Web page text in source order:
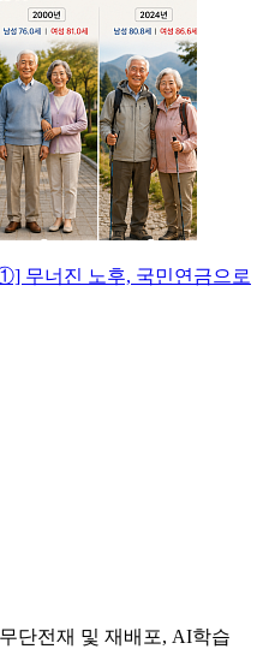
무너진 노후, 국민연금으로
단전재 및 재배포, AI학습